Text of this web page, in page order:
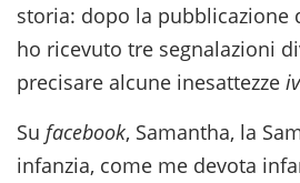
storia: dopo la
ho ricevuto tre segnalazioni
precisare alcune inesattezze
Su facebook, Samantha, la
infanzia, come me devota